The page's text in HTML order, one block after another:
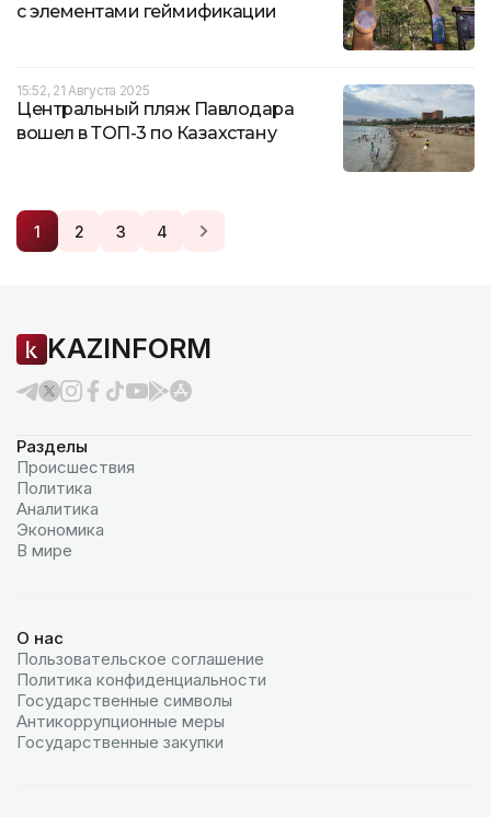
с элементами геймификации
15:52, 21 Августа 2025
Центральный пляж Павлодара
вошел в ТОП-3 по Казахстану
1 2 3 4
KAZINFORM
Разделы
Происшествия
Политика
Аналитика
Экономика
В мире
О нас
Пользовательское соглашение
Политика конфиденциальности
Государственные символы
Антикоррупционные меры
Государственные закупки